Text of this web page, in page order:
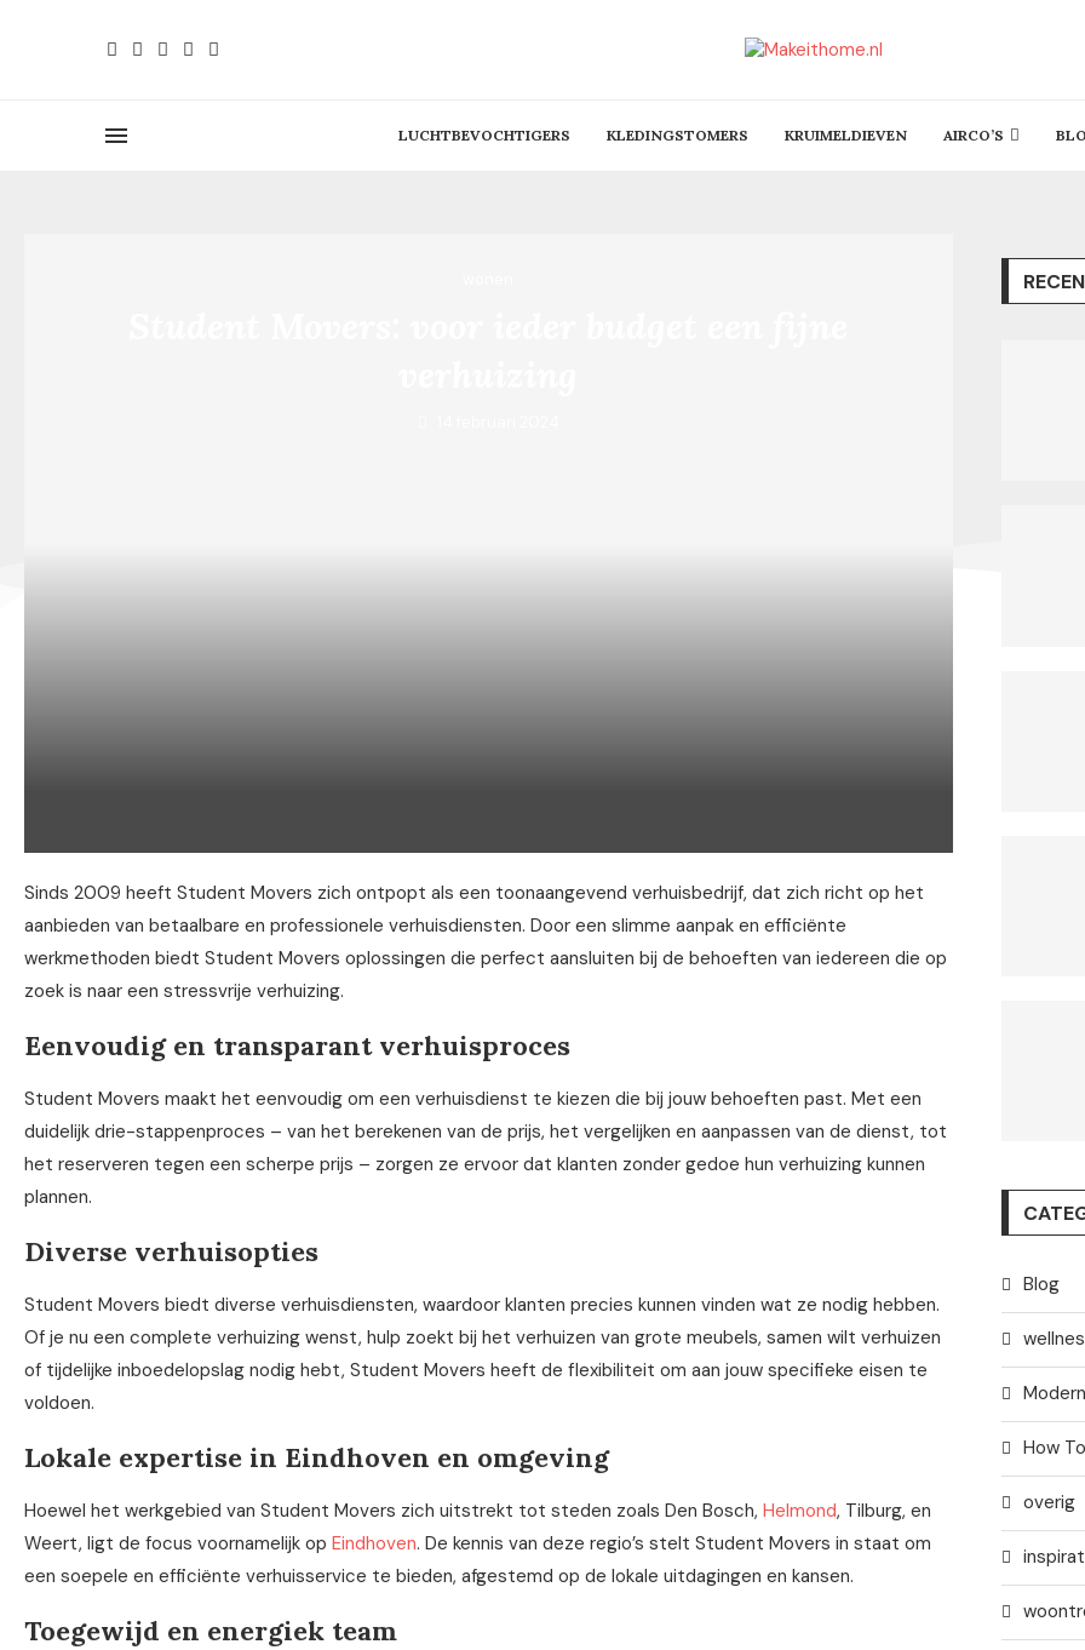
LUCHTBEVOCHTIGERS KLEDINGSTOMERS KRUIMELDIEVEN AIRCO’S
Sinds 2009 heeft Student Movers zich ontpopt als een toonaangevend verhuisbedrijf, dat zich richt op het
aanbieden van betaalbare en professionele verhuisdiensten. Door een slimme aanpak en efficiënte
werkmethoden biedt Student Movers oplossingen die perfect aansluiten bij de behoeften van iedereen die op
zoek is naar een stressvrije verhuizing.
Eenvoudig en transparant verhuisproces
Student Movers maakt het eenvoudig om een verhuisdienst te kiezen die bij jouw behoeften past. Met een
duidelijk drie-stappenproces – van het berekenen van de prijs, het vergelijken en aanpassen van de dienst, tot
het reserveren tegen een scherpe prijs – zorgen ze ervoor dat klanten zonder gedoe hun verhuizing kunnen
plannen.
Diverse verhuisopties
Student Movers biedt diverse verhuisdiensten, waardoor klanten precies kunnen vinden wat ze nodig hebben.
Of je nu een complete verhuizing wenst, hulp zoekt bij het verhuizen van grote meubels, samen wilt verhuizen
of tijdelijke inboedelopslag nodig hebt, Student Movers heeft de flexibiliteit om aan jouw specifieke eisen te
voldoen.
Lokale expertise in Eindhoven en omgeving
Hoewel het werkgebied van Student Movers zich uitstrekt tot steden zoals Den Bosch, Helmond, Tilburg, en
Weert, ligt de focus voornamelijk op Eindhoven. De kennis van deze regio’s stelt Student Movers in staat om
een soepele en efficiënte verhuisservice te bieden, afgestemd op de lokale uitdagingen en kansen.
Toegewijd en energiek team
Blog
How To
overig